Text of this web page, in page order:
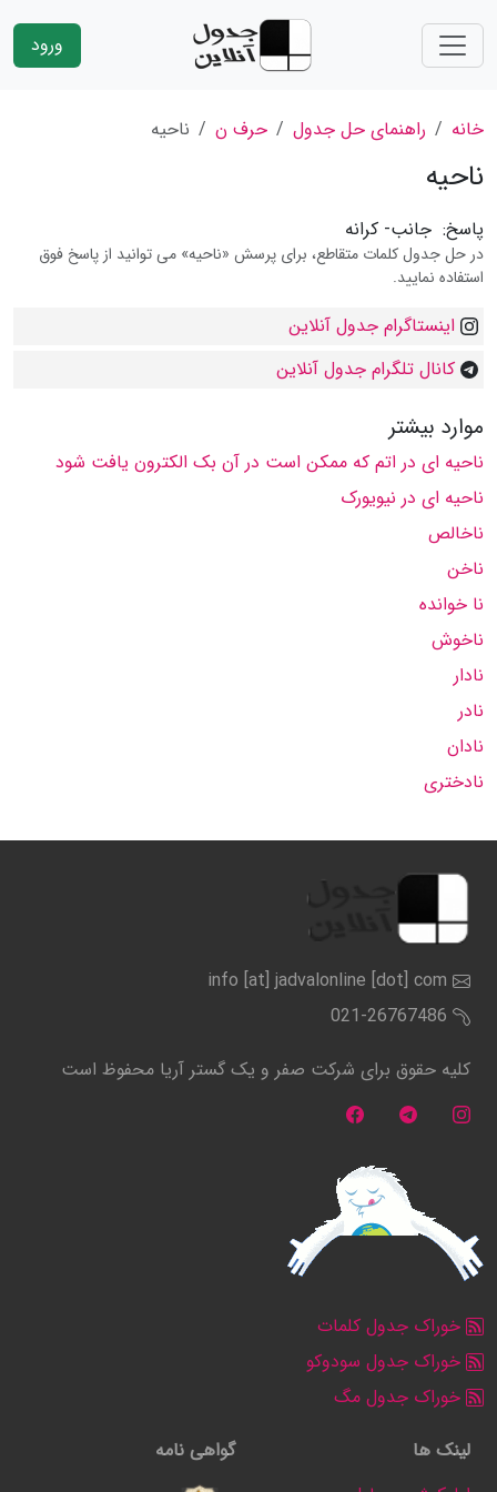
ورود
خانه راهنمای حل جدول حرف ن ناحیه
ناحیه
پاسخ: جانب- کرانه
در حل جدول کلمات متقاطع، برای پرسش «ناحیه» می توانید از پاسخ فوق
استفاده نمایید.
اینستاگرام جدول آنلاین
کانال تلگرام جدول آنلاین
موارد بیشتر
ناحیه ای در اتم که ممکن است در آن بک الکترون یافت شود
ناحیه ای در نیویورک
ناخالص
ناخن
نا خوانده
ناخوش
نادار
نادر
نادان
نادختری
info [at] jadvalonline [dot] com
021-26767486
کلیه حقوق برای شرکت صفر و یک گستر آریا محفوظ است
خوراک جدول کلمات
خوراک جدول سودوکو
خوراک جدول مگ
لینک ها
گواهی نامه